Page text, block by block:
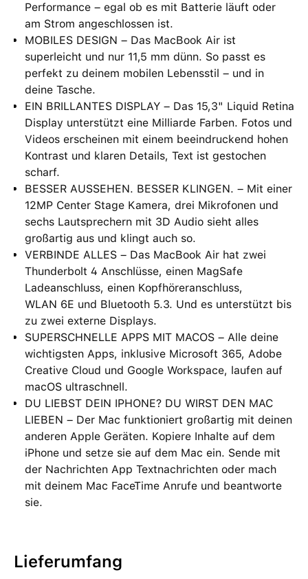
Performance – egal ob es mit Batterie läuft oder
am Strom angeschlossen ist.
MOBILES DESIGN – Das MacBook Air ist
superleicht und nur 11,5 mm dünn. So passt es
perfekt zu deinem mobilen Lebensstil – und in
deine Tasche.
EIN BRILLANTES DISPLAY – Das 15,3" Liquid Retina
Display unterstützt eine Milliarde Farben. Fotos und
Videos erscheinen mit einem beein­druckend hohen
Kontrast und klaren Details, Text ist gestochen
scharf.
BESSER AUSSEHEN. BESSER KLINGEN. – Mit einer
12MP Center Stage Kamera, drei Mikrofonen und
sechs Lautsprechern mit 3D Audio sieht alles
großartig aus und klingt auch so.
VERBINDE ALLES – Das MacBook Air hat zwei
Thunderbolt 4 Anschlüsse, einen MagSafe
Ladeanschluss, einen Kopfhöreranschluss,
WLAN 6E und Bluetooth 5.3. Und es unterstützt bis
zu zwei externe Displays.
SUPERSCHNELLE APPS MIT MACOS – Alle deine
wichtigsten Apps, inklusive Microsoft 365, Adobe
Creative Cloud und Google Workspace, laufen auf
macOS ultraschnell.
DU LIEBST DEIN IPHONE? DU WIRST DEN MAC
LIEBEN – Der Mac funktioniert großartig mit deinen
anderen Apple Geräten. Kopiere Inhalte auf dem
iPhone und setze sie auf dem Mac ein. Sende mit
der Nachrichten App Textnachrichten oder mach
mit deinem Mac FaceTime Anrufe und beantworte
sie.
Lieferumfang